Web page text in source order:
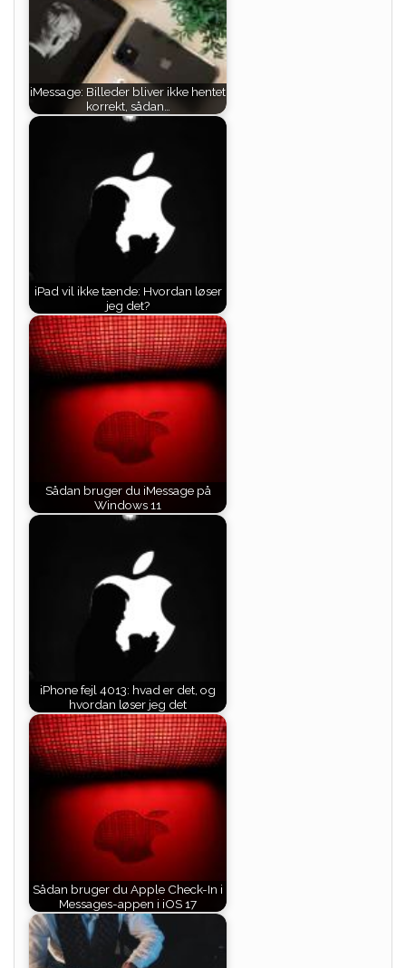
iMessage: Billeder bliver ikke hentet
korrekt, sådan…
iPad vil ikke tænde: Hvordan løser
jeg det?
Sådan bruger du iMessage på
Windows 11
iPhone fejl 4013: hvad er det, og
hvordan løser jeg det
Sådan bruger du Apple Check-In i
Messages-appen i iOS 17